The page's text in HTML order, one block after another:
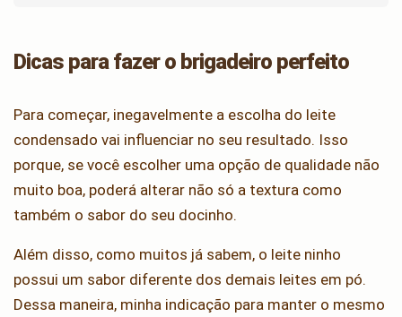
Dicas para fazer o brigadeiro perfeito
Para começar, inegavelmente a escolha do leite
condensado vai influenciar no seu resultado. Isso
porque, se você escolher uma opção de qualidade não
muito boa, poderá alterar não só a textura como
também o sabor do seu docinho.
Além disso, como muitos já sabem, o leite ninho
possui um sabor diferente dos demais leites em pó.
Dessa maneira, minha indicação para manter o mesmo